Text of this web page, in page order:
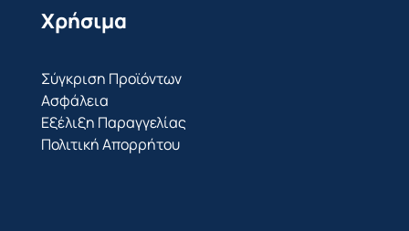
Χρήσιμα
Σύγκριση Προϊόντων
Ασφάλεια
Εξέλιξη Παραγγελίας
Πολιτική Απορρήτου